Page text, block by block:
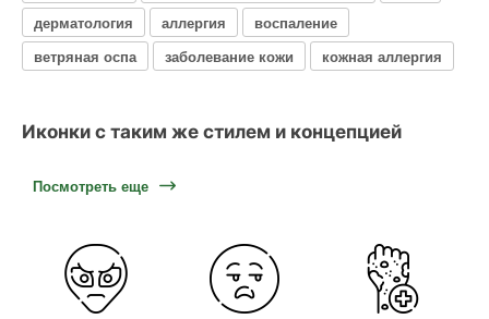
дерматология
аллергия
воспаление
ветряная оспа
заболевание кожи кожная аллергия
Иконки с таким же стилем и концепцией
Посмотреть еще